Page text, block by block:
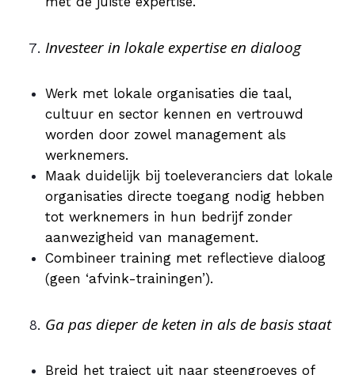
Investeer in lokale expertise en dialoog
Werk met lokale organisaties die taal,
cultuur en sector kennen en vertrouwd
worden door zowel management als
werknemers.
Maak duidelijk bij toeleveranciers dat lokale
organisaties directe toegang nodig hebben
tot werknemers in hun bedrijf zonder
aanwezigheid van management.
Combineer training met reflectieve dialoog
(geen ‘afvink-trainingen’).
Ga pas dieper de keten in als de basis staat
Breid het traject uit naar steengroeves of